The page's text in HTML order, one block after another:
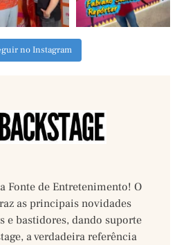
no Instagram
Fonte de Entretenimento! O
as principais novidades
e bastidores, dando suporte
a verdadeira referência